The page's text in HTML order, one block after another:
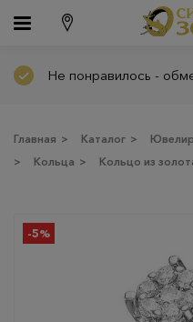
Не понравилось -
Главная > Каталог >
>
Кольца > Кольцо из
-5%